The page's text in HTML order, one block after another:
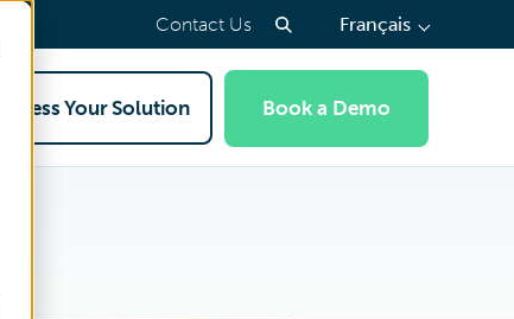
Contact Us Français(press
to
select
language)
Access Your Solution Book a Demo